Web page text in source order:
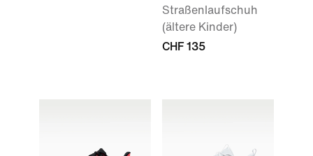
Straßenlaufschuh
(ältere Kinder)
CHF 135